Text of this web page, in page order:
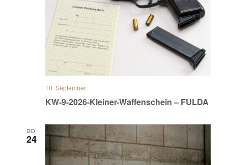
KW-9-2026-Kleiner-Waffenschein – FULDA
10. September
DO.
24